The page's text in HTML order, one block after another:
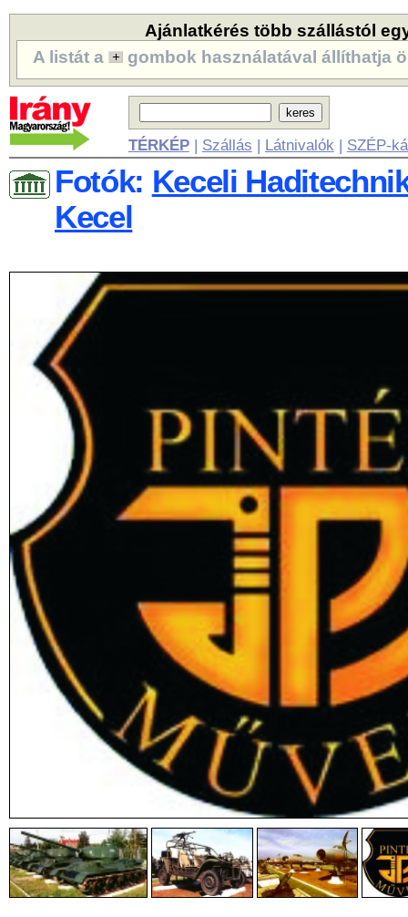
Ajánlatkérés több szállástól
A listát a
gombok használatával állíthatja
TÉRKÉP| Szállás | Látnivalók | SZÉP-
Fotók: Keceli
Kecel